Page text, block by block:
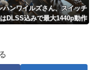
ハンワイルズさん、スイッチ
DLSS込みで最大1440p動作